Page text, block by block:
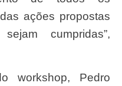
ações propostas
cumpridas”,